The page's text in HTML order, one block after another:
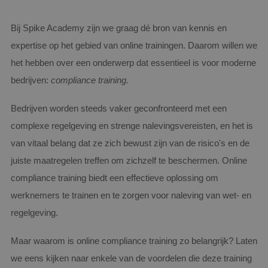
Bij Spike Academy zijn we graag dé bron van kennis en
expertise op het gebied van online trainingen. Daarom willen we
het hebben over een onderwerp dat essentieel is voor moderne
bedrijven: compliance training.
Bedrijven worden steeds vaker geconfronteerd met een
complexe regelgeving en strenge nalevingsvereisten, en het is
van vitaal belang dat ze zich bewust zijn van de risico's en de
juiste maatregelen treffen om zichzelf te beschermen. Online
compliance training biedt een effectieve oplossing om
werknemers te trainen en te zorgen voor naleving van wet- en
regelgeving.
Maar waarom is online compliance training zo belangrijk? Laten
we eens kijken naar enkele van de voordelen die deze training